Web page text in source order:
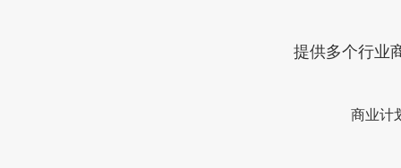
提供多个行业
商业计